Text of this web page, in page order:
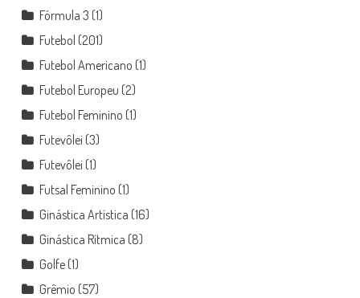
Fórmula 3 (1)
Futebol (201)
Futebol Americano (1)
Futebol Europeu (2)
Futebol Feminino (1)
Futevôlei (3)
Futevôlei (1)
Futsal Feminino (1)
Ginástica Artística (16)
Ginástica Rítmica (8)
Golfe(1)
Grêmio (57)